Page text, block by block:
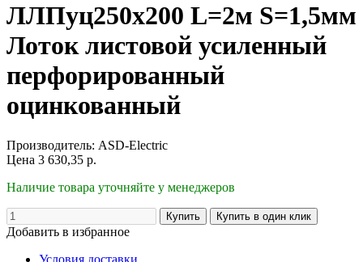
ЛЛПуц250х200 L=2м S=1,5мм
Лоток листовой усиленный
перфорированный
оцинкованный
Производитель: ASD-Electric
Цена 3 630,35 р.
Наличие товара уточняйте у менеджеров
Добавить в избранное
Условия доставки